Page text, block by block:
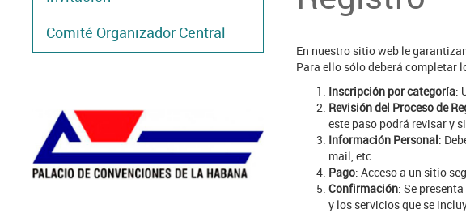
Comité Organizador Central
En nuestro sitio web le
Para ello sólo deberá completar
Inscripción por categoría:
Revisión del Proceso de
este paso podrá revisar y
Información Personal:
mail, etc
Pago: Acceso a un sitio
Confirmación: Se
y los servicios que se